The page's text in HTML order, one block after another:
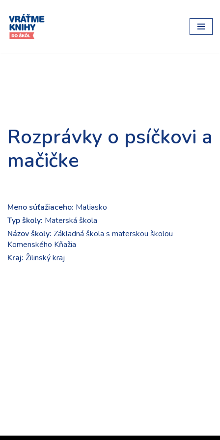
Preskočiť
na
Rozprávky o psíčkovi a
mačičke
Meno súťažiaceho: Matiasko
Typ školy: Materská škola
Názov školy: Základná škola s materskou školou
Komenského Kňažia
Kraj: Žilinský kraj